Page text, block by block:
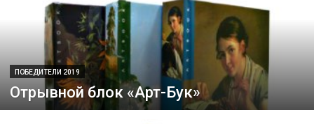
ПОБЕДИТЕЛИ 2019
Отрывной блок «Арт-Бук»